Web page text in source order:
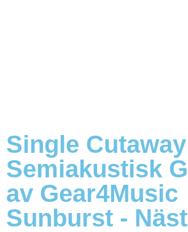
Single Cutaway
Semiakustisk
av Gear4Music
Sunburst -